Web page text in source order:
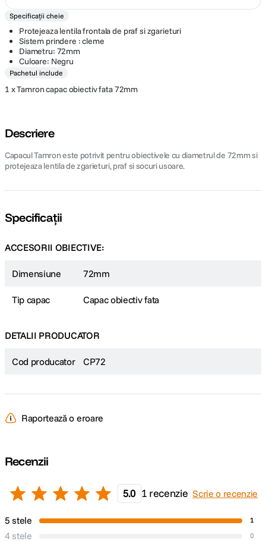
godox
Specificații cheie
Protejeaza lentila frontala de praf si zgarieturi
Sistem prindere : cleme
Diametru: 72mm
Culoare: Negru
Pachetul include
1 x Tamron capac obiectiv fata 72mm
Descriere
Capacul Tamron este potrivit pentru obiectivele cu diametrul de 72mm si
protejeaza lentila de zgarieturi, praf si socuri usoare.
Specificații
ACCESORII OBIECTIVE:
Dimensiune 72mm
Tip capac Capac obiectiv fata
DETALII PRODUCATOR
Cod producator CP72
Raportează o eroare
Recenzii
5.0 1 recenzie Scrie o recenzie
5 stele 1
4 stele 0